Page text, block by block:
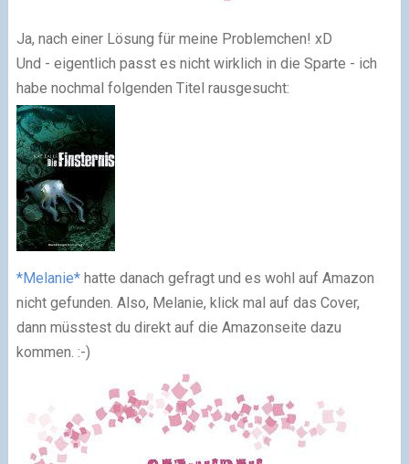
Ja, nach einer Lösung für meine Problemchen! xD
Und - eigentlich passt es nicht wirklich in die Sparte - ich
habe nochmal folgenden Titel rausgesucht:
*Melanie*hatte danach gefragt und es wohl auf Amazon
nicht gefunden. Also, Melanie, klick mal auf das Cover,
dann müsstest du direkt auf die Amazonseite dazu
kommen. :-)